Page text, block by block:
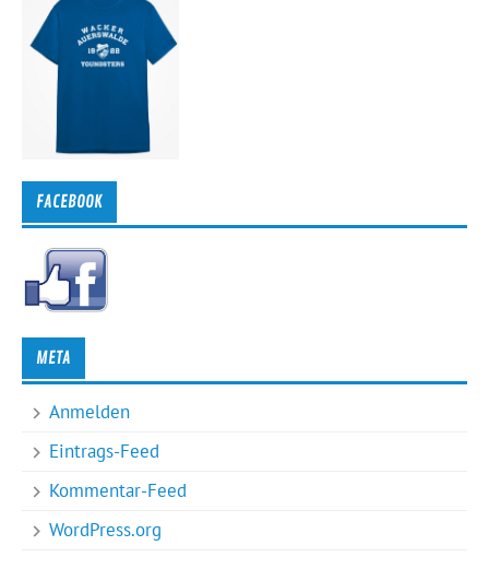
FACEBOOK
META
Anmelden
Eintrags-Feed
Kommentar-Feed
WordPress.org